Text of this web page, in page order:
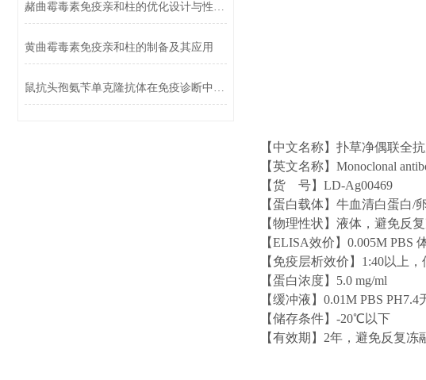
【中文名称】 扑草净偶联全
【英文名称】 Monoclonal
【货
号】 LD-Ag00469
【蛋白载体】牛血清白蛋白/
【物理性状】液体，避免反
【ELISA效价】0.005M PBS
【免疫层析效价】 1:40以上
【蛋白浓度】 5.0 mg/ml
【缓冲液】 0.01M PBS PH7.4
【储存条件】 -20℃以下
【有效期】 2年，避免反复冻
赭曲霉毒素免疫亲和柱的优化设计与性能提升
黄曲霉毒素免疫亲和柱的制备及其应用
鼠抗头孢氨苄单克隆抗体在免疫诊断中的应用